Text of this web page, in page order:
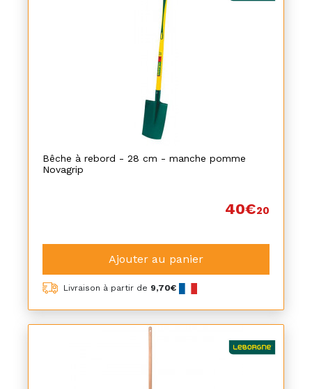
Bêche à rebord - 28 cm - manche pomme
Novagrip
40€20
Ajouter au panier
Livraison à partir de 9,70€